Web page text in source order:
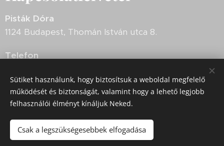
Pisták Dóra
1124 Budapest, Thomán István utca 8.
Telefon
Iratkozz fel hírlevelemre
Ha szeretnél értesítést a programokról. A
feliratkozással elfogadod azAdatkezelési
Sütiket használunk, hogy biztosítsuk a weboldal megfelelő
működését és biztonságát, valamint hogy a lehető legjobb
felhasználói élményt kínáljuk Neked.
Csak a legszükségesebbek elfogadása